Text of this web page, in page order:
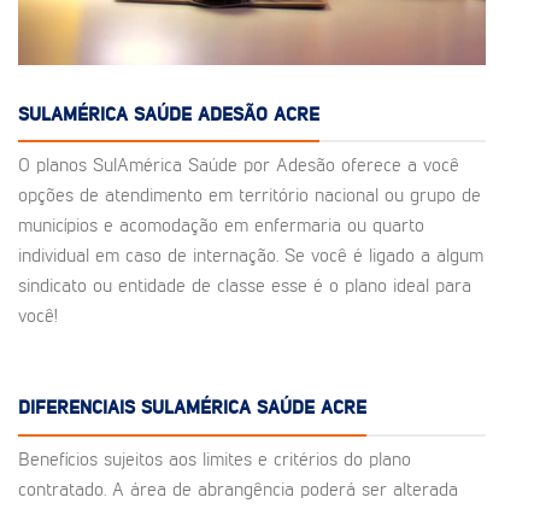
SULAMÉRICA SAÚDE ADESÃO ACRE
O planos SulAmérica Saúde por Adesão oferece a você
opções de atendimento em território nacional ou grupo de
municípios e acomodação em enfermaria ou quarto
individual em caso de internação. Se você é ligado a algum
sindicato ou entidade de classe esse é o plano ideal para
você!
DIFERENCIAIS SULAMÉRICA SAÚDE ACRE
Benefícios sujeitos aos limites e critérios do plano
contratado. A área de abrangência poderá ser alterada